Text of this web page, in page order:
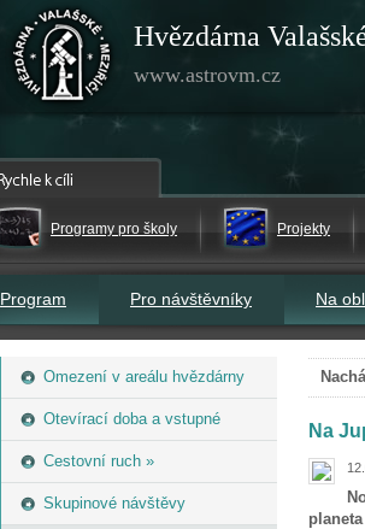
Hvězdárna
www.astrovm.cz
Programy pro školy Projekty
Program Pro návštěvníky Na
Omezení v areálu hvězdárny
Otevírací doba a vstupné
Cestovní ruch »
Skupinové návštěvy
Na